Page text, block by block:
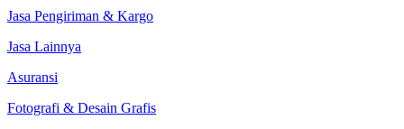
Jasa Pengiriman & Kargo
Jasa Lainnya
Asuransi
Fotografi & Desain Grafis